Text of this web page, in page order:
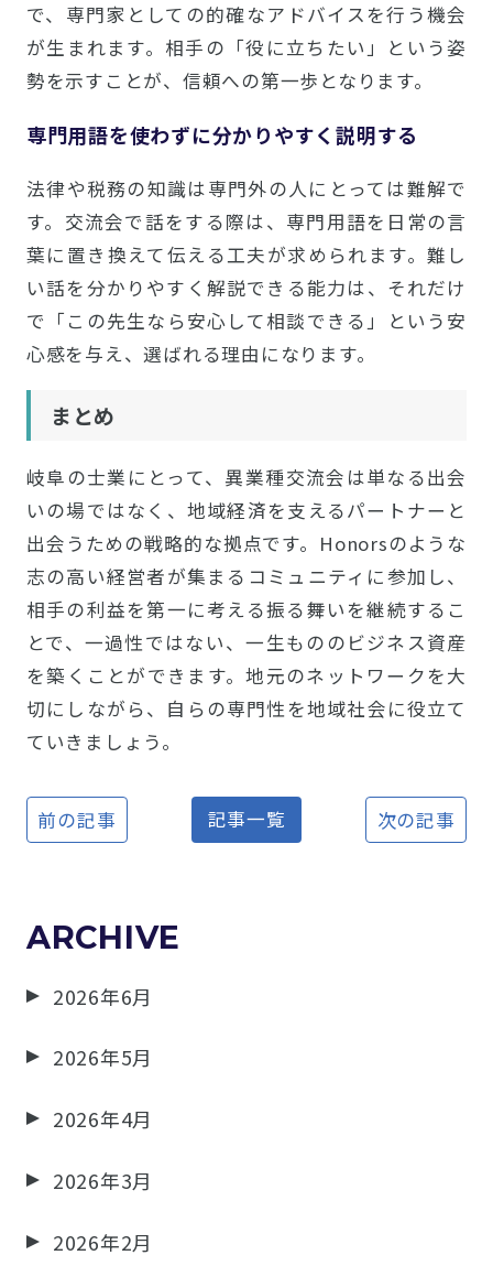
で、専門家としての的確なアドバイスを行う機会
が生まれます。相手の「役に立ちたい」という姿
勢を示すことが、信頼への第一歩となります。
専門用語を使わずに分かりやすく説明する
法律や税務の知識は専門外の人にとっては難解で
す。交流会で話をする際は、専門用語を日常の言
葉に置き換えて伝える工夫が求められます。難し
い話を分かりやすく解説できる能力は、それだけ
で「この先生なら安心して相談できる」という安
心感を与え、選ばれる理由になります。
まとめ
岐阜の士業にとって、異業種交流会は単なる出会
いの場ではなく、地域経済を支えるパートナーと
出会うための戦略的な拠点です。Honorsのような
志の高い経営者が集まるコミュニティに参加し、
相手の利益を第一に考える振る舞いを継続するこ
とで、一過性ではない、一生もののビジネス資産
を築くことができます。地元のネットワークを大
切にしながら、自らの専門性を地域社会に役立て
ていきましょう。
前の記事 記事一覧 次の記事
ARCHIVE
2026年6月
2026年5月
2026年4月
2026年3月
2026年2月